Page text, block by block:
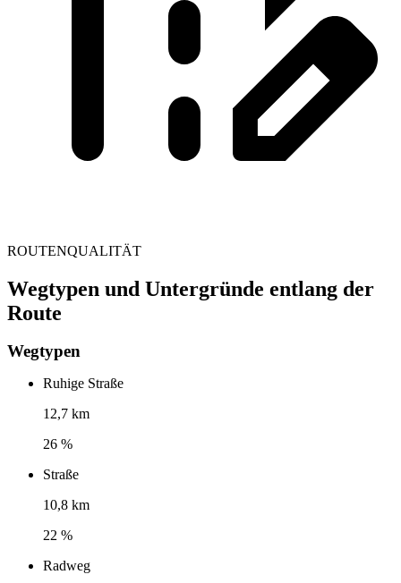
ROUTENQUALITÄT
Wegtypen und Untergründe entlang der
Route
Wegtypen
Ruhige Straße
12,7 km
26 %
Straße
10,8 km
22 %
Radweg